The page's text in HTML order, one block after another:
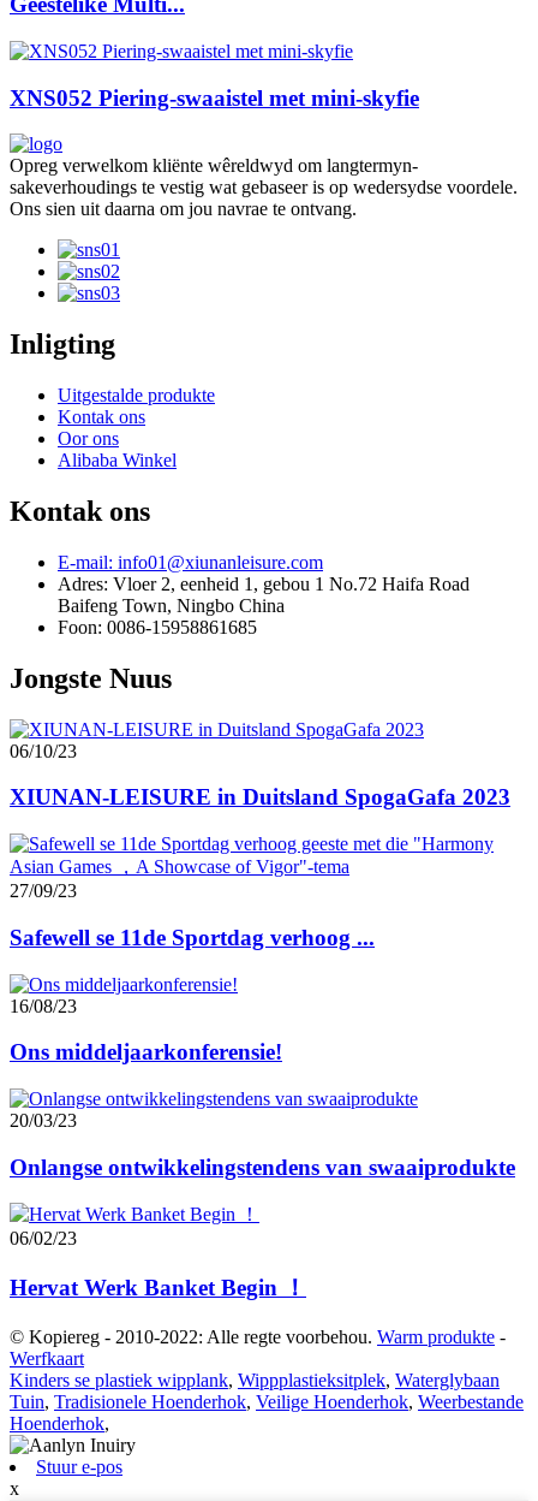
XNS052 Piering-swaaistel met mini-skyfie
Opreg verwelkom kliënte wêreldwyd om langtermyn-
sakeverhoudings te vestig wat gebaseer is op wedersydse voordele.
Ons sien uit daarna om jou navrae te ontvang.
Inligting
Uitgestalde produkte
Kontak ons
Oor ons
Alibaba Winkel
Kontak ons
E-mail: info01@xiunanleisure.com
Adres: Vloer 2, eenheid 1, gebou 1 No.72 Haifa Road
Baifeng Town, Ningbo China
Foon: 0086-15958861685
Jongste Nuus
06/10/23
XIUNAN-LEISURE in Duitsland SpogaGafa 2023
27/09/23
Safewell se 11de Sportdag verhoog ...
16/08/23
Ons middeljaarkonferensie!
20/03/23
Onlangse ontwikkelingstendens van swaaiprodukte
06/02/23
Hervat Werk Banket Begin ！
© Kopiereg - 2010-2022: Alle regte voorbehou. Warm produkte -
Werfkaart
Kinders se plastiek wipplank, Wippplastieksitplek, Waterglybaan
Tuin, Tradisionele Hoenderhok, Veilige Hoenderhok, Weerbestande
Hoenderhok,
Stuur e-pos
x